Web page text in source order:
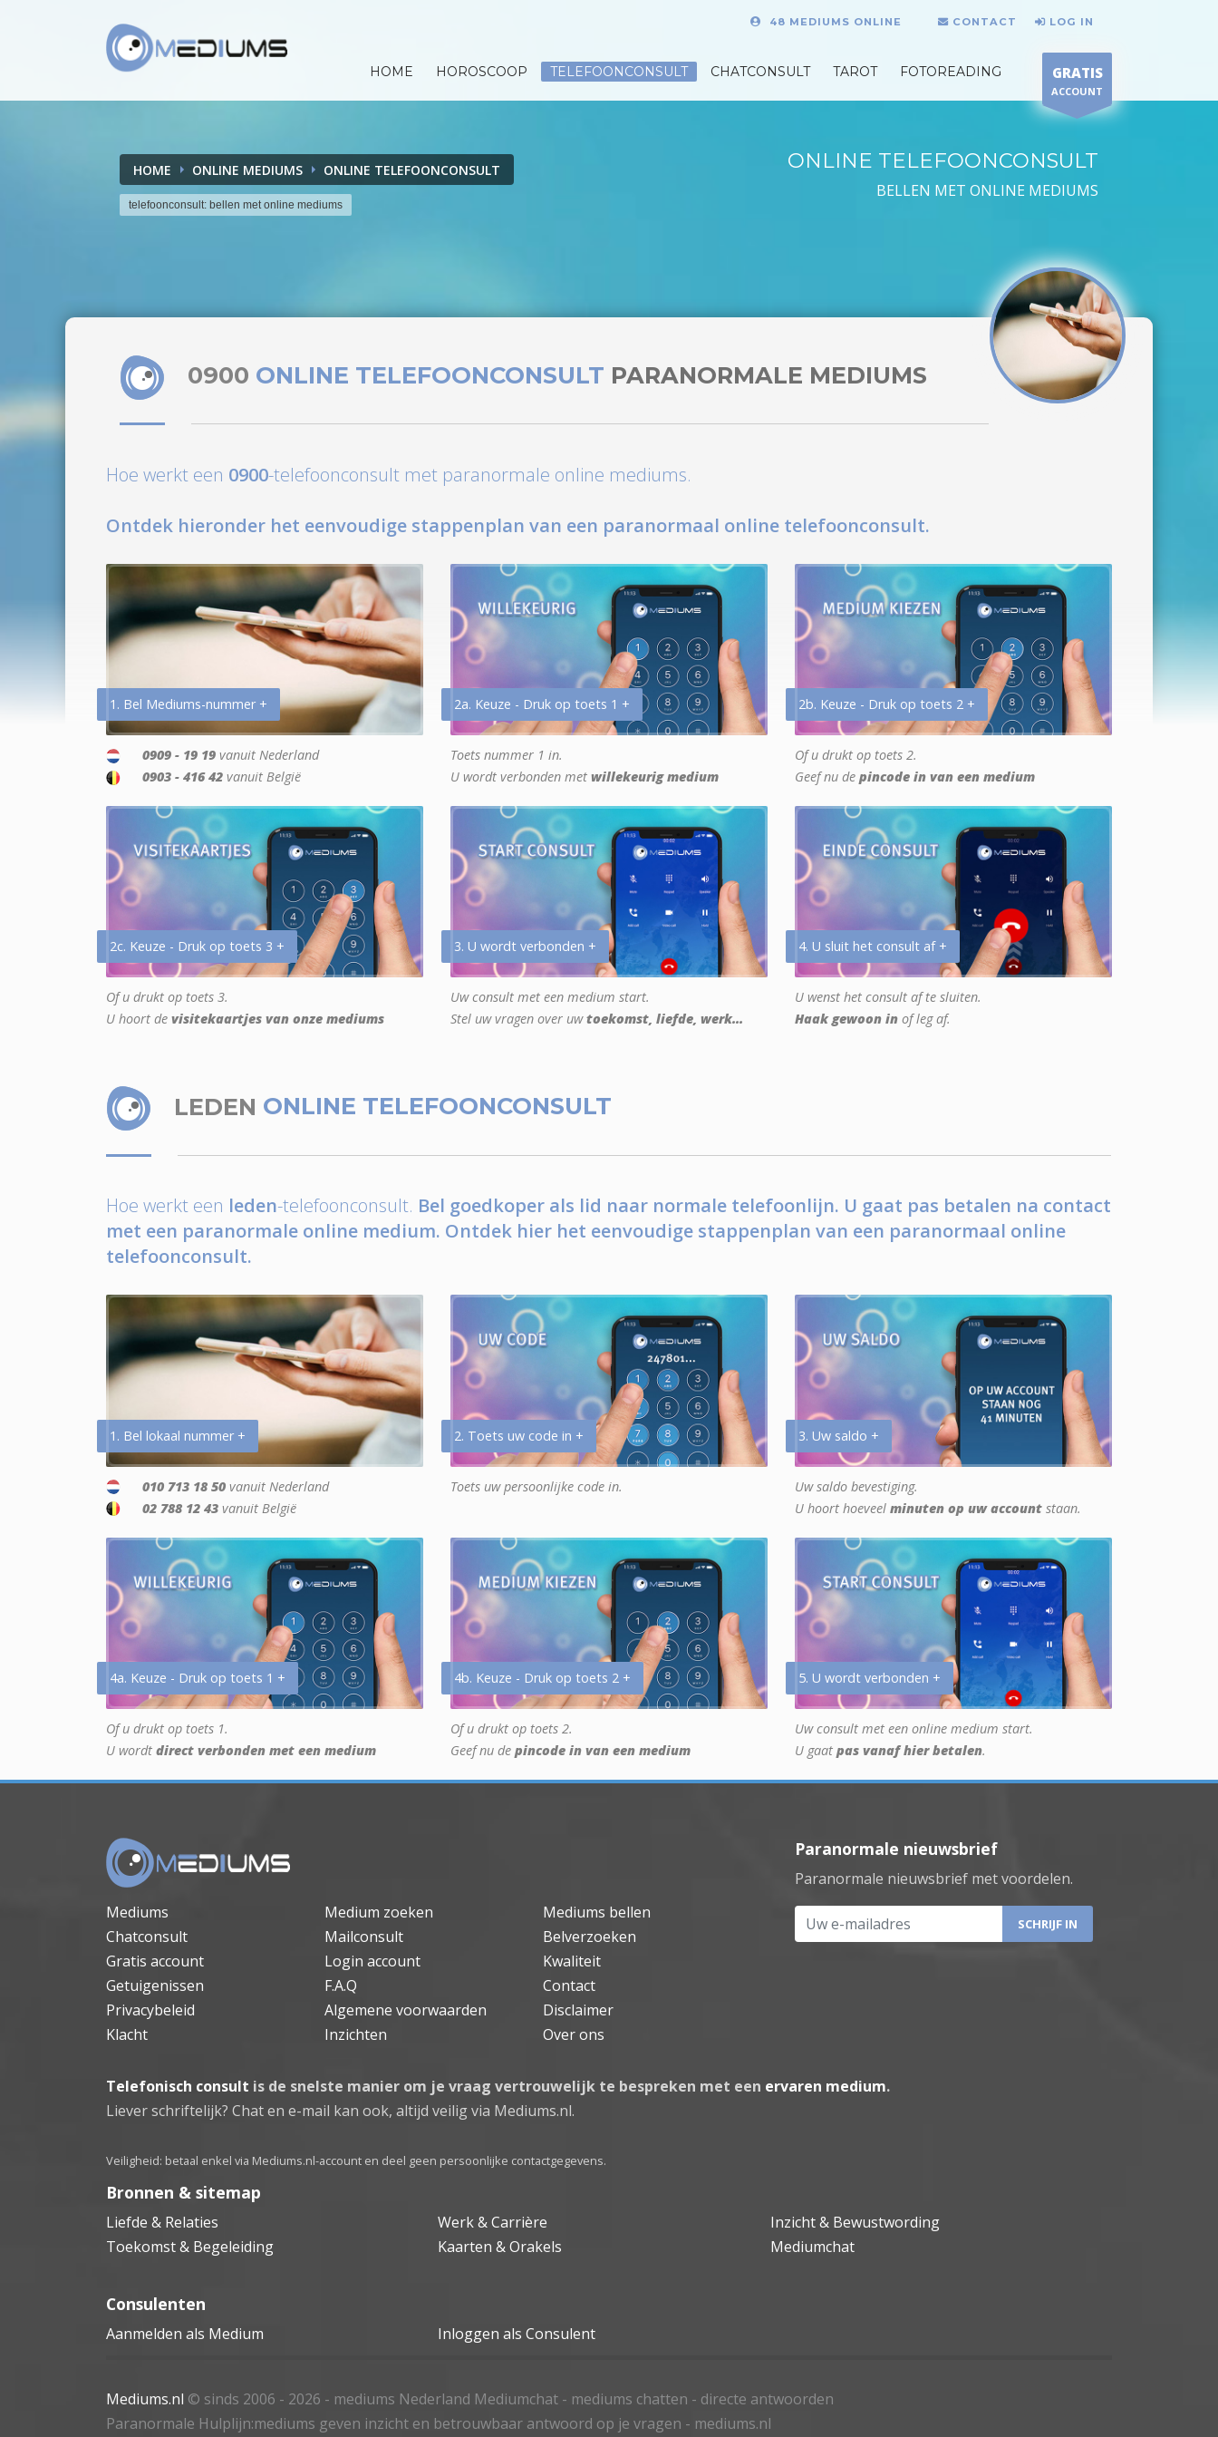
48 MEDIUMS ONLINE CONTACT LOG IN
HOME HOROSCOOP TELEFOONCONSULT CHATCONSULT TAROT FOTOREADING GRATIS
ACCOUNT
HOME ONLINE MEDIUMS ONLINE TELEFOONCONSULT
telefoonconsult: bellen met online mediums
ONLINE TELEFOONCONSULT
BELLEN MET ONLINE MEDIUMS
0900 ONLINE TELEFOONCONSULT PARANORMALE MEDIUMS
Hoe werkt een 0900-telefoonconsult met paranormale online mediums.
Ontdek hieronder het eenvoudige stappenplan van een paranormaal online telefoonconsult.
1. Bel Mediums-nummer +
0909 - 19 19 vanuit Nederland
0903 - 416 42 vanuit België
2a. Keuze - Druk op toets 1 +
Toets nummer 1 in.
U wordt verbonden met willekeurig medium
2b. Keuze - Druk op toets 2 +
Of u drukt op toets 2.
Geef nu de pincode in van een medium
2c. Keuze - Druk op toets 3 +
Of u drukt op toets 3.
U hoort de visitekaartjes van onze mediums
3. U wordt verbonden +
Uw consult met een medium start.
Stel uw vragen over uwtoekomst, liefde, werk...
4. U sluit het consult af +
U wenst het consult af te sluiten.
Haak gewoon in of leg af.
LEDEN ONLINE TELEFOONCONSULT
Hoe werkt een leden-telefoonconsult. Bel goedkoper als lid naar normale telefoonlijn. U gaat pas betalen na contact
met een paranormale online medium. Ontdek hier het eenvoudige stappenplan van een paranormaal online
telefoonconsult.
1. Bel lokaal nummer +
010 713 18 50 vanuit Nederland
02 788 12 43 vanuit België
2. Toets uw code in +
Toets uw persoonlijke code in.
3. Uw saldo +
Uw saldo bevestiging.
U hoort hoeveel minuten op uw account staan.
4a. Keuze - Druk op toets 1 +
Of u drukt op toets 1.
U wordt direct verbonden met een medium
4b. Keuze - Druk op toets 2 +
Of u drukt op toets 2.
Geef nu de pincode in van een medium
5. U wordt verbonden +
Uw consult met een online medium start.
U gaat pas vanaf hier betalen.
Mediums Medium zoeken
Mediums bellen
Chatconsult
Mailconsult
Belverzoeken
Gratis account
Login account
Kwaliteit
Getuigenissen
F.A.Q
Contact
Privacybeleid
Algemene voorwaarden
Disclaimer
Klacht
Inzichten Over ons
Paranormale nieuwsbrief
Paranormale nieuwsbrief met voordelen.
Uw e-mailadres
Telefonisch consult is de snelste manier om je vraag vertrouwelijk te bespreken met een ervaren medium.
Liever schriftelijk? Chat en e-mail kan ook, altijd veilig via Mediums.nl.
Veiligheid: betaal enkel via Mediums.nl-account en deel geen persoonlijke contactgegevens.
Bronnen & sitemap
Liefde & Relaties Werk & Carrière
Inzicht & Bewustwording
Toekomst & Begeleiding
Kaarten & Orakels Mediumchat
Consulenten
Aanmelden als Medium Inloggen als Consulent
Mediums.nl © sinds 2006 - 2026 - mediums Nederland Mediumchat - mediums chatten - directe antwoorden
Paranormale Hulplijn:mediums geven inzicht en betrouwbaar antwoord op je vragen - mediums.nl